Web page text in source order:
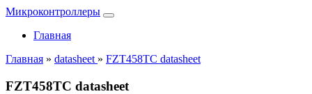
Микроконтроллеры
Главная
Главная » datasheet » FZT458TC datasheet
FZT458TC datasheet